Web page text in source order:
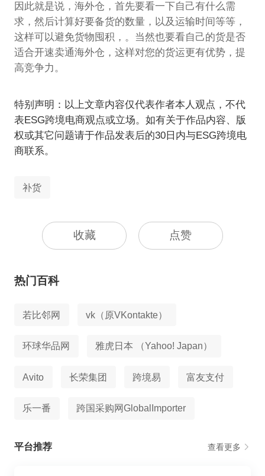
因此就是说，海外仓，首先要看一下自己有什么需
求，然后计算好要备货的数量，以及运输时间等等，
这样可以避免货物囤积，。当然也要看自己的货是否
适合开速卖通海外仓，这样对您的货运更有优势，提
高竞争力。
特别声明：以上文章内容仅代表作者本人观点，不代
表ESG跨境电商观点或立场。如有关于作品内容、版
权或其它问题请于作品发表后的30日内与ESG跨境电
商联系。
补货
收藏 点赞
热门百科
若比邻网 vk（原VKontakte）
环球华品网 雅虎日本 （Yahoo! Japan）
Avito 长荣集团 跨境易 富友支付
乐一番 跨国采购网GlobalImporter
平台推荐 查看更多